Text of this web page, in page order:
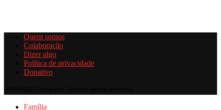
Quem somos
Colaboração
Dizer algo
Política de privacidade
Donativo
Família